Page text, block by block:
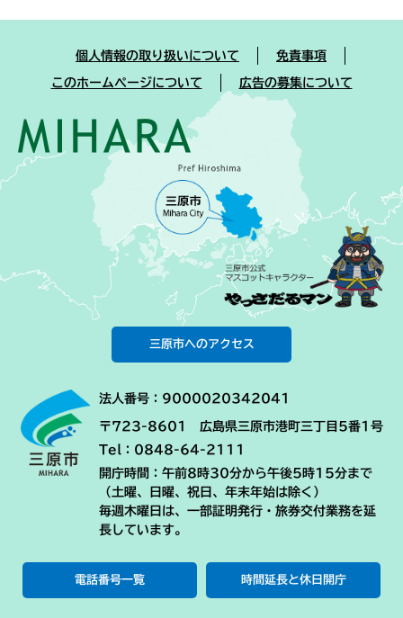
個人情報の取り扱いについて 免責事項
このホームページについて 広告の募集について
三原市へのアクセス
法人番号：9000020342041
〒723-8601 広島県三原市港町三丁目5番1号
Tel：0848-64-2111
開庁時間：午前8時30分から午後5時15分まで
（土曜、日曜、祝日、年末年始は除く）
毎週木曜日は、一部証明発行・旅券交付業務を延
長しています。
電話番号一覧 時間延長と休日開庁